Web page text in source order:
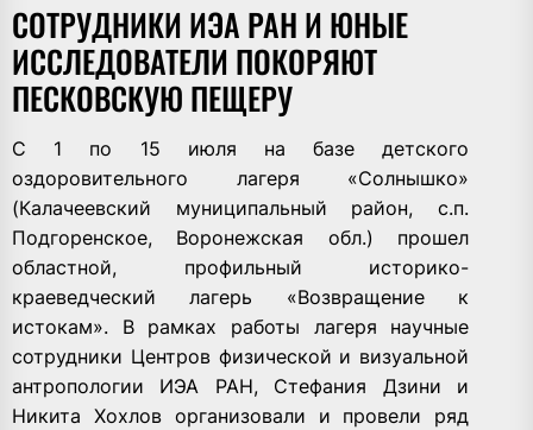
СОТРУДНИКИ ИЭА РАН И ЮНЫЕ
ИССЛЕДОВАТЕЛИ ПОКОРЯЮТ
ПЕСКОВСКУЮ ПЕЩЕРУ
С 1 по 15 июля на базе детского
оздоровительного лагеря «Солнышко»
(Калачеевский муниципальный район, с.п.
Подгоренское, Воронежская обл.) прошел
областной, профильный историко-
краеведческий лагерь «Возвращение к
истокам». В рамках работы лагеря научные
сотрудники Центров физической и визуальной
антропологии ИЭА РАН, Стефания Дзини и
Никита Хохлов организовали и провели ряд